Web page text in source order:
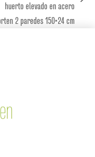
huerto elevado en acero
2 paredes 150×24 cm